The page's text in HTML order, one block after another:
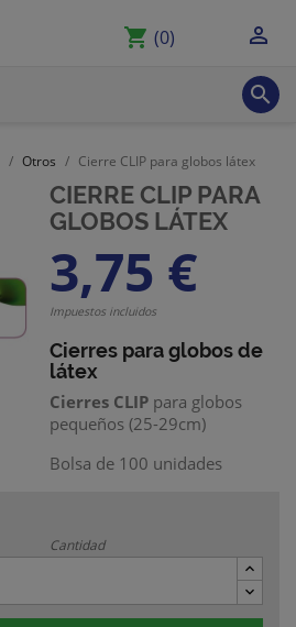
shopping_cart (0) 

Otros Cierre CLIP para globos látex
CIERRE CLIP PARA
GLOBOS LÁTEX
3,75 €
Impuestos incluidos
Cierres para globos de
látex
Cierres CLIP para globos
pequeños (25-29cm)
Bolsa de 100 unidades
Cantidad